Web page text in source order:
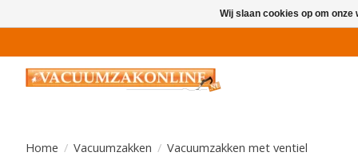
Home / Vacuumzakken / Vacuumzakken met ventiel
Wij slaan cookies op om